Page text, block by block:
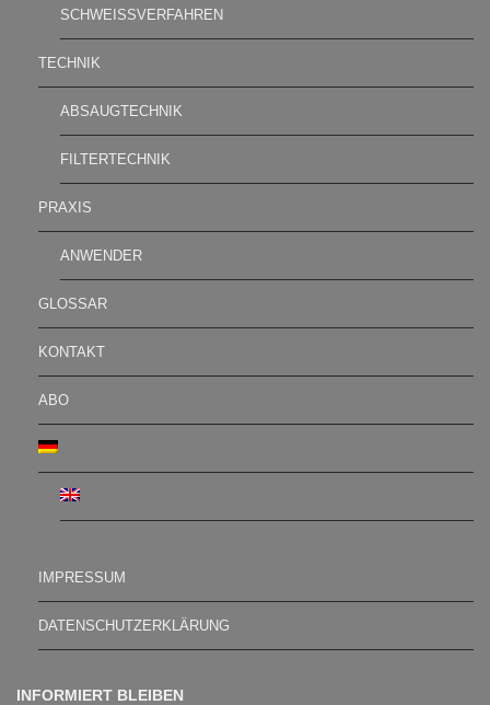
SCHWEISSVERFAHREN
TECHNIK
ABSAUGTECHNIK
FILTERTECHNIK
PRAXIS
ANWENDER
GLOSSAR
KONTAKT
ABO
IMPRESSUM
DATENSCHUTZERKLÄRUNG
INFORMIERT BLEIBEN